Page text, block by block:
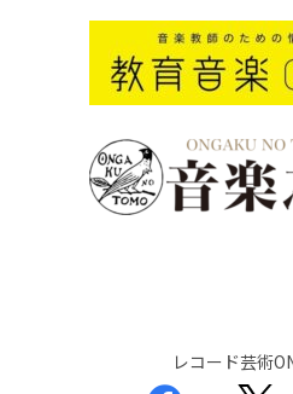
レコード芸術